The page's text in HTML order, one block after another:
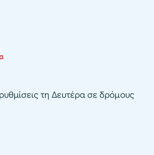
τη Δευτέρα σε δρόμους